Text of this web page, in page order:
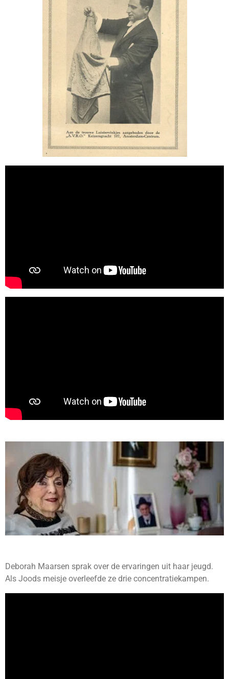
Deborah Maarsen sprak over de ervaringen uit haar jeugd.
Als Joods meisje overleefde ze drie concentratiekampen.